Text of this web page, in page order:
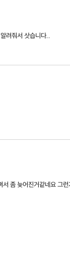
려줘서 삿습니다..
서 좀 늦어진거같네요 그